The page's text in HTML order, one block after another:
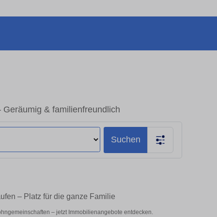
& familienfreundlich
Suchen
– Platz für die ganze Familie
– jetzt Immobilienangebote entdecken.